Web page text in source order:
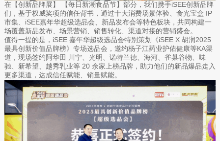
在【创新品牌展】 【每日新潮食品节】部分，我们携手iSEE创新品牌
们，基于权威奖项的信任背书，通过十大消费场景体验、食光宝盒 IP
市集、iSEE嘉年华超级选品会、新品发布会等特色板块，共同构建一
场覆盖新品发布、场景营销、销售转化、渠道对接的营销盛会。
值得一提的是，iSEE 嘉年华超级选品会特别策划《iSEE X 胡润2025
最具创新价值品牌榜》专场选品会，邀约杨子江药业护佑健康等KA渠
道，现场签约阿华田 川宁、光明、诺特兰德、海河、雀巢谷物、味
驰、新希望、越秀乳业等 20 余家上榜品牌，助力他们的新品爆品走入
更多渠道，达成信任赋能、销量赋能。